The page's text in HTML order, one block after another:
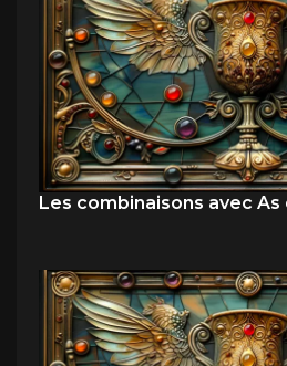
Les combinaisons avec As